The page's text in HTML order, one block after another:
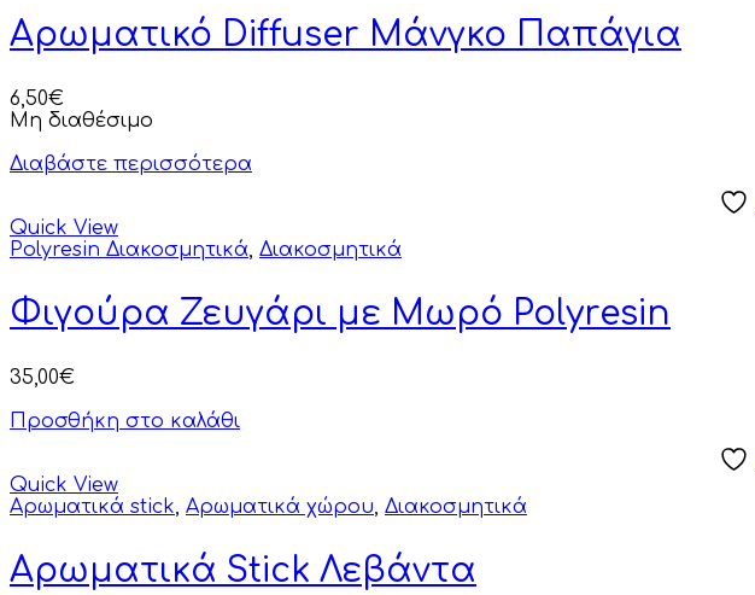
Αρωματικό Diffuser Μάνγκο Παπάγια
6,50€
Μη διαθέσιμο
Διαβάστε περισσότερα
Quick View
Polyresin Διακοσμητικά, Διακοσμητικά
Φιγούρα Ζευγάρι με Μωρό Polyresin
35,00€
Προσθήκη στο καλάθι
Quick View
Αρωματικά stick, Αρωματικά χώρου, Διακοσμητικά
Αρωματικά Stick Λεβάντα